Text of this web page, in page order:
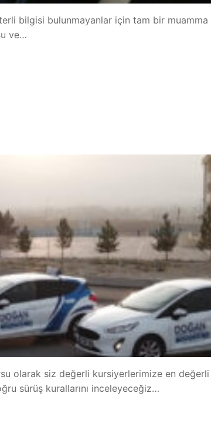
bilgisi bulunmayanlar için tam bir
ve…
olarak siz değerli kursiyerlerimize en değerli
sürüş kurallarını inceleyeceğiz…